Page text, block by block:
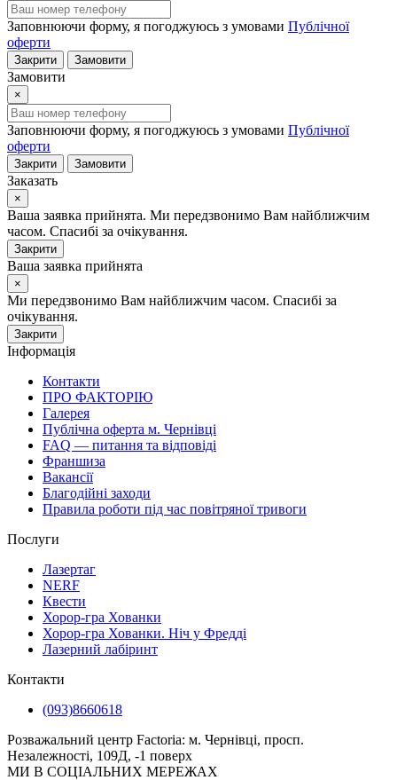
Заповнюючи форму, я погоджуюсь з умовами Публічної
оферти
Закрити Замовити
Замовити
×
Заповнюючи форму, я погоджуюсь з умовами Публічної
оферти
Закрити Замовити
Заказать
×
Ваша заявка прийнята. Ми передзвонимо Вам найближчим
часом. Спасибі за очікування.
Закрити
Ваша заявка прийнята
×
Ми передзвонимо Вам найближчим часом. Спасибі за
очікування.
Закрити
Інформація
Контакти
ПРО ФАКТОРІЮ
Галерея
Публічна оферта м. Чернівці
FAQ — питання та відповіді
Франшиза
Вакансії
Благодійні заходи
Правила роботи під час повітряної тривоги
Послуги
Лазертаг
NERF
Квести
Хорор-гра Хованки
Хорор-гра Хованки. Ніч у Фредді
Лазерний лабіринт
Контакти
(093)8660618
Розважальний центр Factoria: м. Чернівці, просп.
Незалежності, 109Д, -1 поверх
МИ В СОЦІАЛЬНИХ МЕРЕЖАХ